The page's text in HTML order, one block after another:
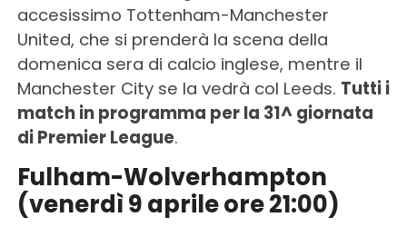
accesissimo Tottenham-Manchester
United, che si prenderà la scena della
domenica sera di calcio inglese, mentre il
Manchester City se la vedrà col Leeds. Tutti i
match in programma per la 31^ giornata
di Premier League.
Fulham-Wolverhampton
(venerdì 9 aprile ore 21:00)